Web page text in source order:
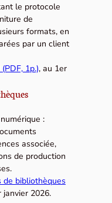
le protocole
de
formats, en
par un client
1p.), au 1er
:
associée,
de production
de bibliothèques
janvier 2026.